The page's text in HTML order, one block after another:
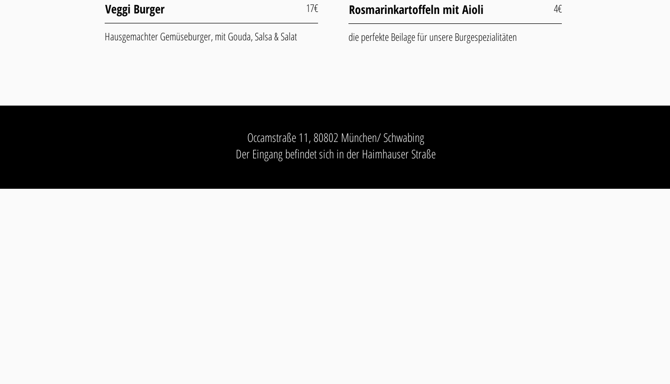
Veggi Burger 17€
Hausgemachter Gemüseburger, mit Gouda, Salsa & Salat
Rosmarinkartoffeln mit Aioli 4€
die perfekte Beilage für unsere Burgespezialitäten
Occamstraße 11, 80802 München/ Schwabing
Der Eingang befindet sich in der Haimhauser Straße